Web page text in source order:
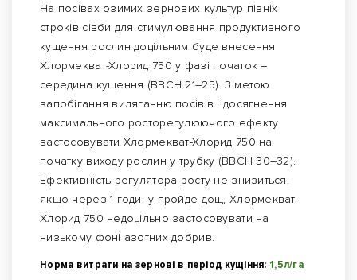
На посівах озимих зернових культур пізніх
строків сівби для стимулювання продуктивного
кущення рослин доцільним буде внесення
Хлормекват-Хлорид 750 у фазі початок –
середина кущення (ВВСН 21–25). З метою
запобігання виляганню посівів і досягнення
максимального росторегулюючого ефекту
застосовувати Хлормекват-Хлорид 750 на
початку виходу рослин у трубку (ВВСН 30–32).
Ефективнiсть регулятора росту не знизиться,
якщо через 1 годину пройде дощ, Хлормекват-
Хлорид 750 недоцiльно застосовувати на
низькому фонi азотних добрив.
Норма витрати на зернові в період кущіння:1,5л/га